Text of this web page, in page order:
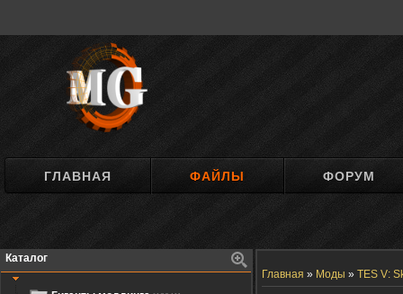
ГЛАВНАЯ ФАЙЛЫ ФОРУМ
Каталог
Главная » Моды » TES V: